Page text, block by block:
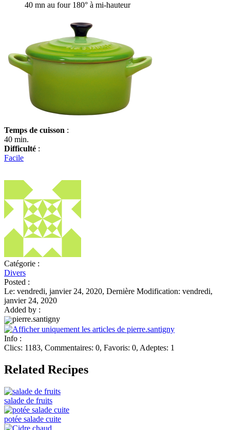
40 mn au four 180° à mi-hauteur
Temps de cuisson :
40 min.
Difficulté :
Facile
Catégorie :
Divers
Posted :
Le: vendredi, janvier 24, 2020, Dernière Modification: vendredi,
janvier 24, 2020
Added by :
pierre.santigny
Info :
Clics: 1183, Commentaires: 0, Favoris: 0, Adeptes: 1
Related Recipes
salade de fruits
potée salade cuite